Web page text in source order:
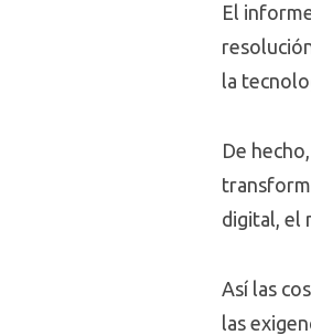
El
la
De
digital, el
Así las
las